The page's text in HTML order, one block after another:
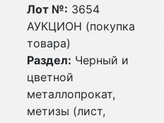
Лот №: 3654
АУКЦИОН (покупка
товара)
Раздел: Черный и
цветной
металлопрокат,
метизы (лист,